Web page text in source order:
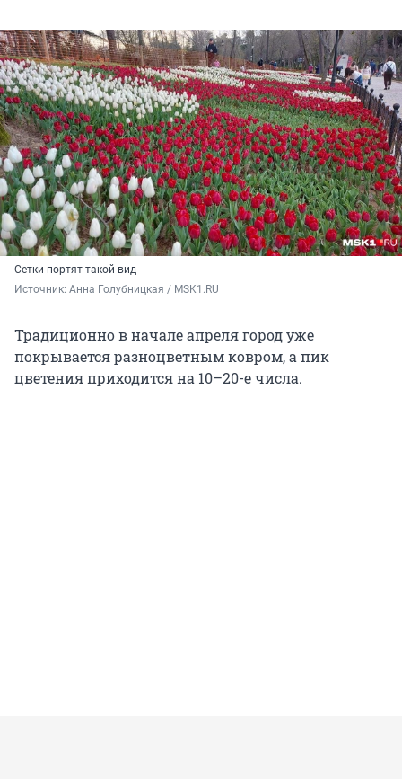
Сетки портят такой вид
Источник: Анна Голубницкая / MSK1.RU
Традиционно в начале апреля город уже
покрывается разноцветным ковром, а пик
цветения приходится на 10–20-е числа.